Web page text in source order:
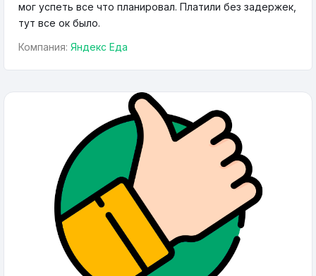
мог успеть все что планировал. Платили без задержек,
тут все ок было.
Компания: Яндекс Еда